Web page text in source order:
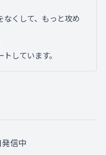
なくして、もっと攻め
しています。
信中